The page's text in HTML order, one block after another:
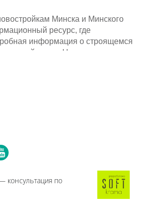
Минска и Минского
ресурс, где
информация о строящемся
застройщиках. На портале
с помощью которой вы
Минска и Минского
ресурс, где
застройщиках. На портале
с помощью которой вы
подходящий вариант для покупки
консультация по